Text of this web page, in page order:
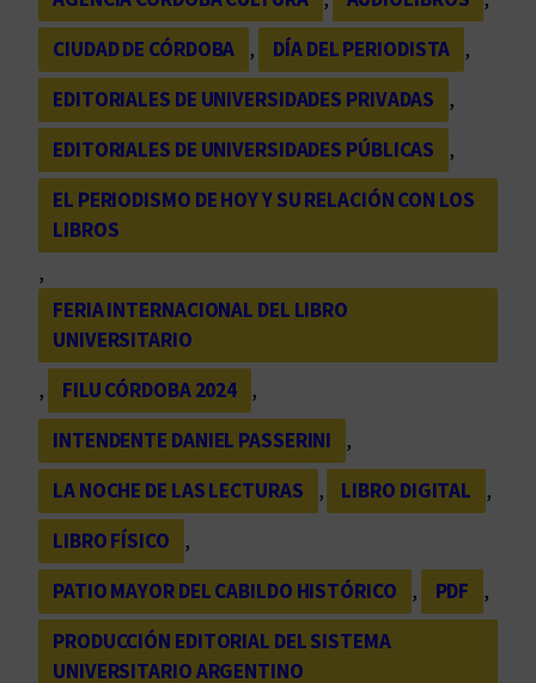
CIUDAD DE CÓRDOBA
, DÍA DEL PERIODISTA
,
EDITORIALES DE UNIVERSIDADES PRIVADAS
,
EDITORIALES DE UNIVERSIDADES PÚBLICAS
,
EL PERIODISMO DE HOY Y SU RELACIÓN CON LOS
LIBROS
,
FERIA INTERNACIONAL DEL LIBRO
UNIVERSITARIO
,
FILU CÓRDOBA 2024
,
INTENDENTE DANIEL PASSERINI
,
LA NOCHE DE LAS LECTURAS
, LIBRO DIGITAL
,
LIBRO FÍSICO
,
PATIO MAYOR DEL CABILDO HISTÓRICO
, PDF
,
PRODUCCIÓN EDITORIAL DEL SISTEMA
UNIVERSITARIO ARGENTINO